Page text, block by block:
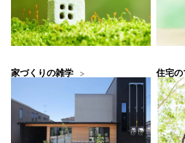
家づくりの雑学 住宅の